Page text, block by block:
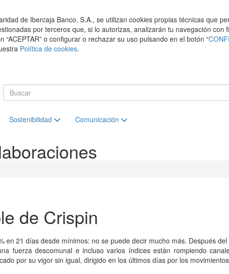
de Ibercaja Banco, S.A., se utilizan cookies propias técnicas que
por terceros que, si lo autorizas, analizarán tu navegación con
o configurar o rechazar su uso pulsando en el botón “
Política de cookies.
Sostenibilidad Comunicación
de Crispin
en 21 días desde mínimos: no se puede decir mucho más. Después
fuerza descomunal e incluso varios índices están rompiendo
por su vigor sin igual, dirigido en los últimos días por los